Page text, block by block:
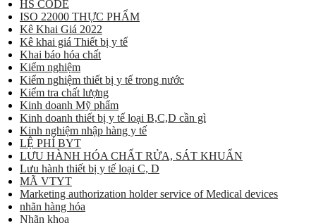
HS CODE
ISO 22000 THỰC PHẨM
Kê Khai Giá 2022
Kê khai giá Thiết bị y tế
Khai báo hóa chất
Kiểm nghiệm
Kiểm nghiệm thiết bị y tế trong nước
Kiểm tra chất lượng
Kinh doanh Mỹ phẩm
Kinh doanh thiết bị y tế loại B,C,D cần gì
Kinh nghiệm nhập hàng y tế
LỆ PHÍ BYT
LƯU HÀNH HÓA CHẤT RỬA, SÁT KHUẨN
Lưu hành thiết bị y tế loại C, D
MÃ VTYT
Marketing authorization holder service of Medical devices
nhãn hàng hóa
Nhãn khoa